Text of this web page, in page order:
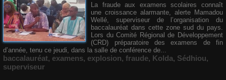
La fraude aux examens scolaires connaît
une croissance alarmante, alerte Mamadou
Wellé, superviseur de l’organisation du
baccalauréat dans cette zone sud du pays.
Lors du Comité Régional de Développement
(CRD) préparatoire des examens de fin
d’année, tenu ce jeudi, dans la salle de conférence de...
baccalauréat, examens, explosion, fraude, Kolda, Sédhiou,
superviseur